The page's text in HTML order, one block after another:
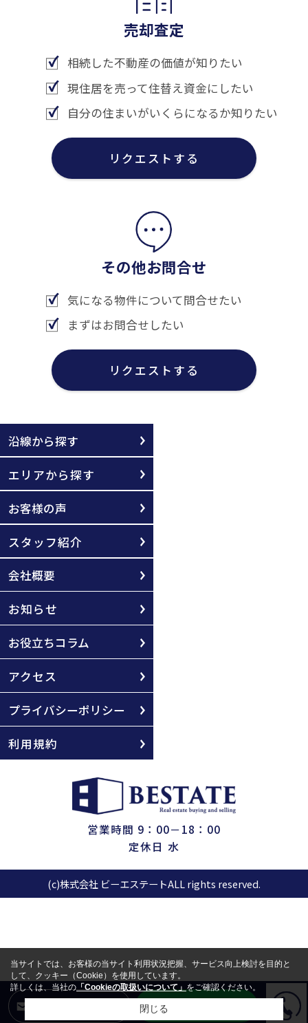
売却査定
相続した不動産の価値が知りたい
現住居を売って住替え資金にしたい
自分の住まいがいくらになるか知りたい
リクエストする
その他お問合せ
気になる物件について問合せたい
まずはお問合せしたい
リクエストする
沿線から探す
エリアから探す
お客様の声
スタッフ紹介
会社概要
お知らせ
お役立ちコラム
アクセス
プライバシーポリシー
利用規約
営業時間 9：00－18：00
定休日 水
(c)株式会社 ビーエステートALL rights reserved.
LINEからお問合せ
当サイトでは、お客様の当サイト利用状況把握、サービス向上検討を目的と
して、クッキー（Cookie）を使用しています。
詳しくは、当社の「Cookieの取扱いについて」をご確認ください。
閉じる